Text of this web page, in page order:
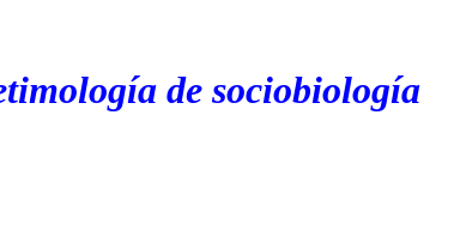
de sociobiología